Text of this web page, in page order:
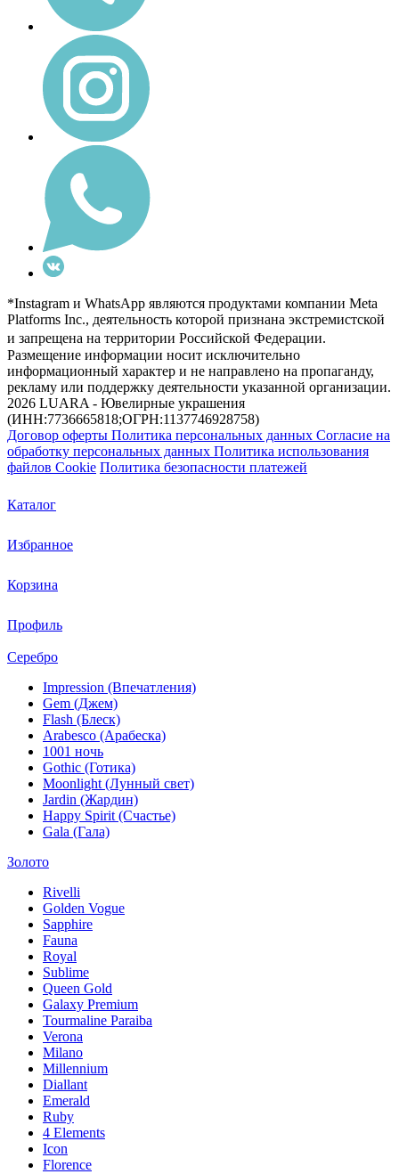
*Instagram и WhatsApp являются продуктами компании Meta
Platforms Inc., деятельность которой признана экстремистской
и запрещена на территории Российской Федерации.
Размещение информации носит исключительно
информационный характер и не направлено на пропаганду,
рекламу или поддержку деятельности указанной организации.
2026 LUARA - Ювелирные украшения
(ИНН:7736665818;ОГРН:1137746928758)
Договор оферты Политика персональных данных Согласие на
обработку персональных данных Политика использования
файлов Cookie Политика безопасности платежей
Каталог
Избранное
Корзина
Профиль
Серебро
Impression (Впечатления)
Gem (Джем)
Flash (Блеск)
Arabesco (Арабеска)
1001 ночь
Gothic (Готика)
Moonlight (Лунный свет)
Jardin (Жардин)
Happy Spirit (Счастье)
Gala (Гала)
Золото
Rivelli
Golden Vogue
Sapphire
Fauna
Royal
Sublime
Queen Gold
Galaxy Premium
Tourmaline Paraiba
Verona
Milano
Millennium
Diallant
Emerald
Ruby
4 Elements
Icon
Florence